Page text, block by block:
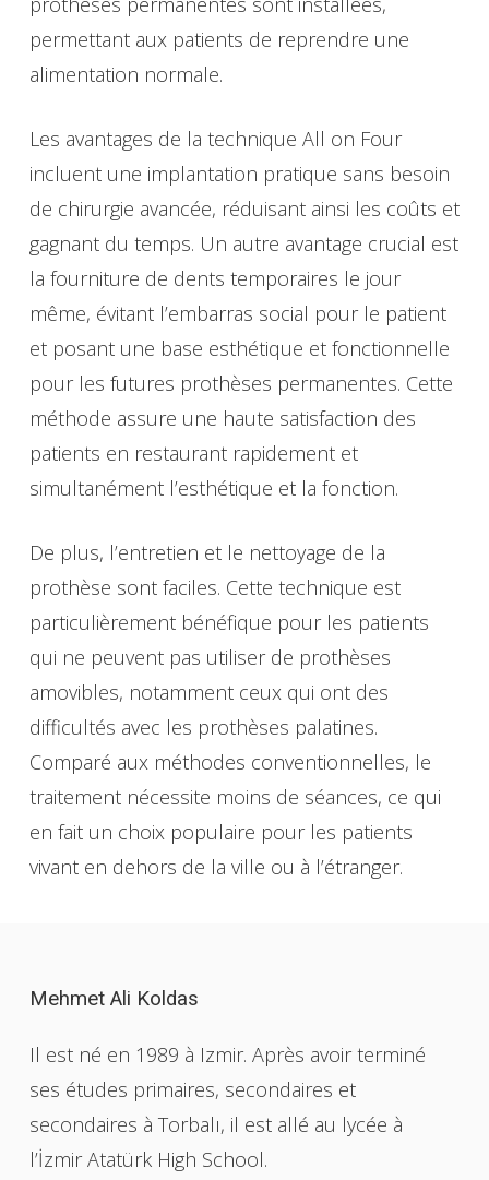
permettant aux patients de reprendre une
alimentation normale.
Les avantages de la technique All on Four
incluent une implantation pratique sans besoin
de chirurgie avancée, réduisant ainsi les coûts et
gagnant du temps. Un autre avantage crucial est
la fourniture de dents temporaires le jour
même, évitant l’embarras social pour le patient
et posant une base esthétique et fonctionnelle
pour les futures prothèses permanentes. Cette
méthode assure une haute satisfaction des
patients en restaurant rapidement et
simultanément l’esthétique et la fonction.
De plus, l’entretien et le nettoyage de la
prothèse sont faciles. Cette technique est
particulièrement bénéfique pour les patients
qui ne peuvent pas utiliser de prothèses
amovibles, notamment ceux qui ont des
difficultés avec les prothèses palatines.
Comparé aux méthodes conventionnelles, le
traitement nécessite moins de séances, ce qui
en fait un choix populaire pour les patients
vivant en dehors de la ville ou à l’étranger.
Mehmet Ali Koldas
Il est né en 1989 à Izmir. Après avoir terminé
ses études primaires, secondaires et
secondaires à Torbalı, il est allé au lycée à
l’İzmir Atatürk High School.